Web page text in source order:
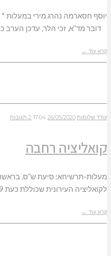
יוסף חסארמה נהרג מירי במעלות
דובר מד”א, זכי הלר, עדכן הערב
קרא עוד ←
עודד שלומות 26/05/2020
17:04 2 תגובות
קואליציה רחבה
מעלות-תרשיחא: סיעת ש”ס,
לקואליציה העירונית שכוללת כעת 9 חברים מתוך 13 * תיתכן פגיעה
קרא עוד ←